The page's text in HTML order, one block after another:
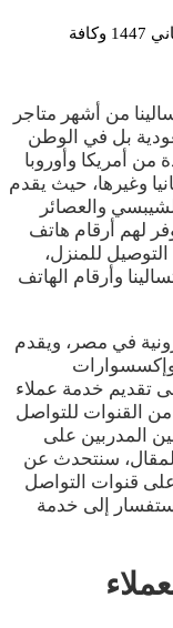
من أشهر متاجر
بل في الوطن
من أمريكا وأوروبا
وغيرها، حيث يقدم
والعصائر
لهم أرقام هاتف
للمنزل،
وأرقام الهاتف
في مصر، ويقدم
تقديم خدمة عملاء
من القنوات للتواصل
المدربين على
سنتحدث عن
قنوات التواصل
إلى خدمة